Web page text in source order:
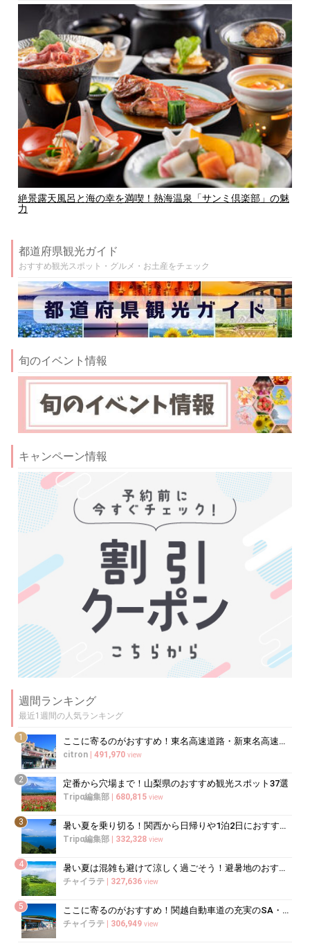
絶景露天風呂と海の幸を満喫！熱海温泉「サンミ倶楽部」の魅
力
都道府県観光ガイド
おすすめ観光スポット・グルメ・お土産をチェック
旬のイベント情報
キャンペーン情報
週間ランキング
最近1週間の人気ランキング
1 ここに寄るのがおすすめ！東名高速道路・新東名高速道路の充実のSA・PA10選
citron 491,970 view
2 定番から穴場まで！山梨県のおすすめ観光スポット37選
Tripα編集部 680,815 view
3 暑い夏を乗り切る！関西から日帰りや1泊2日におすすめの避暑地10選
Tripα編集部 332,328 view
4 暑い夏は混雑も避けて涼しく過ごそう！避暑地のおすすめ穴場スポット10選
チャイラテ 327,636 view
5 ここに寄るのがおすすめ！関越自動車道の充実のSA・PA5選
チャイラテ 306,949 view